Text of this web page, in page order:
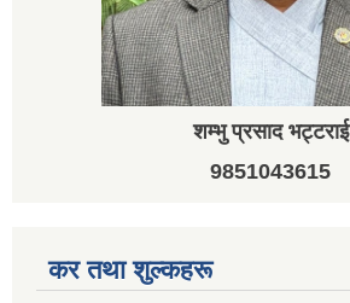
शम्भु प्रसाद भट्टराई
9851043615
कर तथा शुल्कहरू